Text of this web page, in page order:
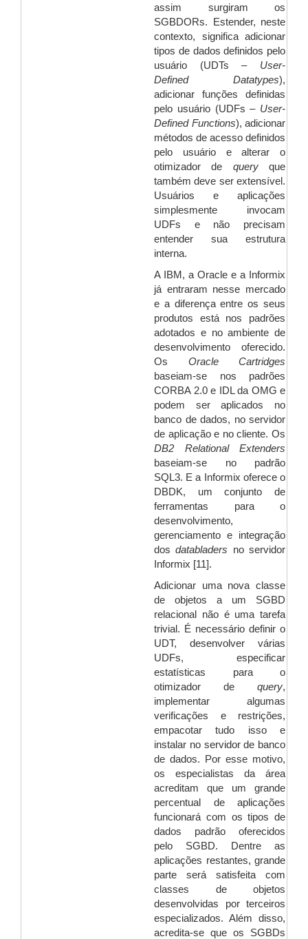
assim surgiram os
SGBDORs. Estender, neste
contexto, significa adicionar
tipos de dados definidos pelo
usuário (UDTs – User-
Defined Datatypes),
adicionar funções definidas
pelo usuário (UDFs – User-
Defined Functions), adicionar
métodos de acesso definidos
pelo usuário e alterar o
otimizador de queryque
também deve ser extensível.
Usuários e aplicações
simplesmente invocam
UDFs e não precisam
entender sua estrutura
interna.
A IBM, a Oracle e a Informix
já entraram nesse mercado
e a diferença entre os seus
produtos está nos padrões
adotados e no ambiente de
desenvolvimento oferecido.
Os Oracle Cartridges
baseiam-se nos padrões
CORBA 2.0 e IDL da OMG e
podem ser aplicados no
banco de dados, no servidor
de aplicação e no cliente. Os
DB2 Relational Extenders
baseiam-se no padrão
SQL3. E a Informix oferece o
DBDK, um conjunto de
ferramentas para o
desenvolvimento,
gerenciamento e integração
dosdatabladers no servidor
Informix [11].
Adicionar uma nova classe
de objetos a um SGBD
relacional não é uma tarefa
trivial. É necessário definir o
UDT, desenvolver várias
UDFs, especificar
estatísticas para o
otimizador de query,
implementar algumas
verificações e restrições,
empacotar tudo isso e
instalar no servidor de banco
de dados. Por esse motivo,
os especialistas da área
acreditam que um grande
percentual de aplicações
funcionará com os tipos de
dados padrão oferecidos
pelo SGBD. Dentre as
aplicações restantes, grande
parte será satisfeita com
classes de objetos
desenvolvidas por terceiros
especializados. Além disso,
acredita-se que os SGBDs